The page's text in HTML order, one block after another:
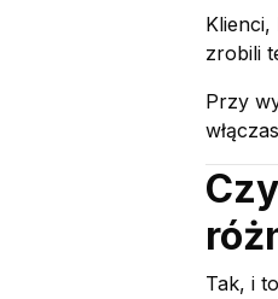
zrobili
Przy
Tak, i